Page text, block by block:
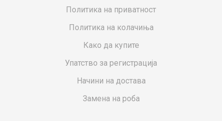
Политика на приватност
Политика на колачиња
Како да купите
Упатство за регистрација
Начини на достава
Замена на роба